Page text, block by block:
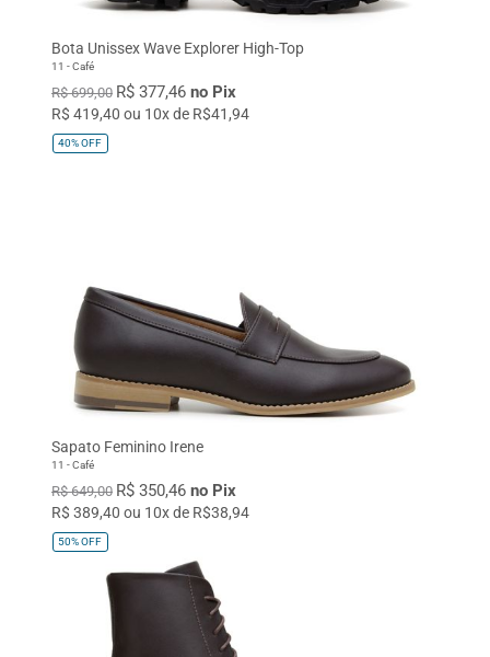
Bota Unissex Wave Explorer High-Top
11 - Café
R$ 699,00 R$ 377,46 no Pix
R$ 419,40 ou 10x de R$41,94
40%OFF
Sapato Feminino Irene
11 - Café
R$ 649,00 R$ 350,46 no Pix
R$ 389,40 ou 10x de R$38,94
50%OFF